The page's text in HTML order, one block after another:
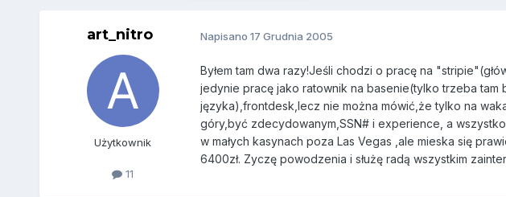
art_nitro
Użytkownik
11
Napisano 17 Grudnia 2005
Byłem tam dwa razy!Jeśli chodzi o pracę na
jedynie pracę jako ratownik na basenie(tylko trzeba
języka),frontdesk,lecz nie można mówić,że tylko na
góry,być zdecydowanym,SSN# i experience, a
w małych kasynach poza Las Vegas ,ale mieska się
6400zł. Zyczę powodzenia i służę radą wszystkim